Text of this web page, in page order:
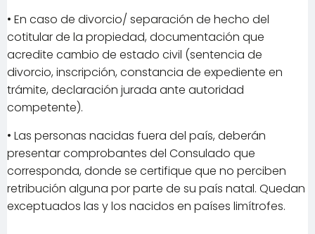
• En caso de divorcio/ separación de hecho del
cotitular de la propiedad, documentación que
acredite cambio de estado civil (sentencia de
divorcio, inscripción, constancia de expediente en
trámite, declaración jurada ante autoridad
competente).
• Las personas nacidas fuera del país, deberán
presentar comprobantes del Consulado que
corresponda, donde se certifique que no perciben
retribución alguna por parte de su país natal. Quedan
exceptuados las y los nacidos en países limítrofes.